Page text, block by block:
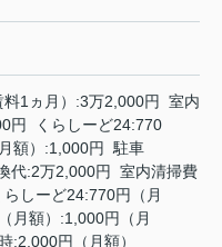
料1ヵ月）:3万2,000円 室内
円 くらしーど24:770
額）:1,000円 駐車
代:2万2,000円 室内清掃費
しーど24:770円（月
月額）:1,000円（月
:2,000円（月額）